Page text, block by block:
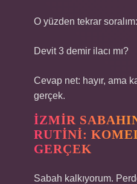
O yüzden tekrar soralım:
Devit 3 demir ilacı mı?
Cevap net: hayır, ama
gerçek.
İZMIR
RUTINI:
GERÇEK
Sabah kalkıyorum.